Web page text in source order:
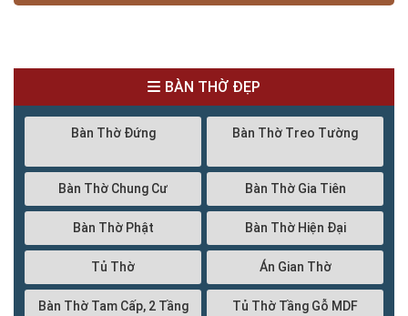
BÀN THỜ ĐẸP
Bàn Thờ Đứng Bàn Thờ Treo Tường
Bàn Thờ Chung Cư Bàn Thờ Gia Tiên
Bàn Thờ Phật Bàn Thờ Hiện Đại
Tủ Thờ Án Gian Thờ
Bàn Thờ Tam Cấp, 2 Tầng Tủ Thờ Tầng Gỗ MDF